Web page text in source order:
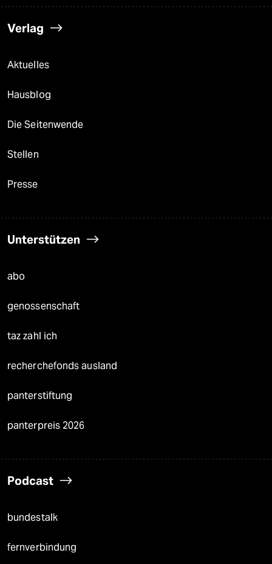
Verlag
Aktuelles
Hausblog
Die Seitenwende
Stellen
Presse
Unterstützen
abo
genossenschaft
taz zahl ich
recherchefonds ausland
panterstiftung
panterpreis 2026
Podcast
bundestalk
fernverbindung